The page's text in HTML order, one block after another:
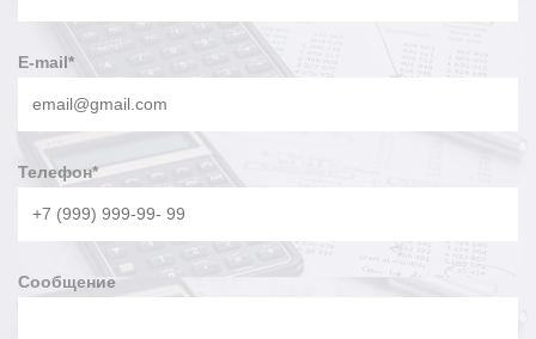
E-mail*
Телефон*
Сообщение